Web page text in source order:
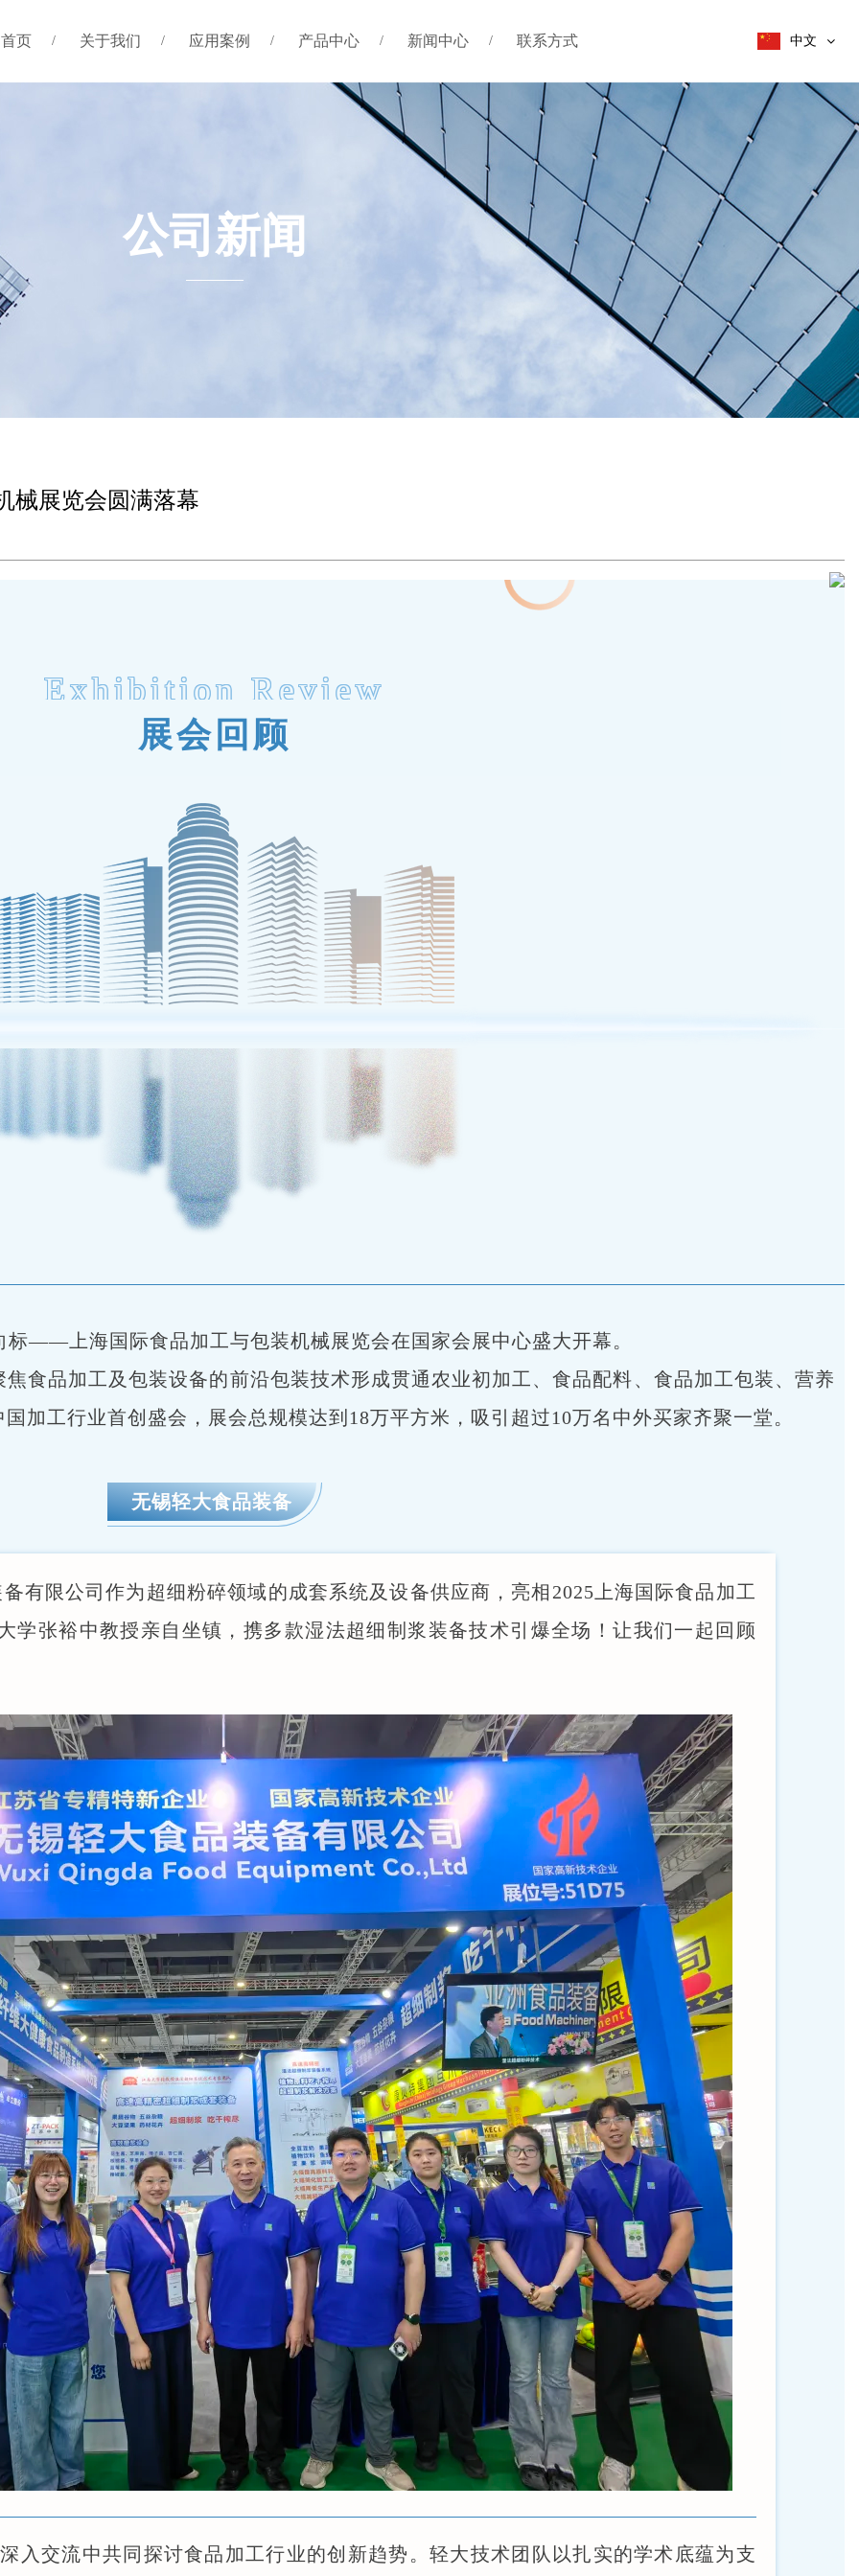
首页 关于我们 应用案例 产品中心 新闻中心 联系方式 中文
公司新闻
械展览会圆满落幕
Exhibition Review
展会回顾
标——上海国际食品加工与包装机械展览会在国家会展中心盛大开幕。
食品加工及包装设备的前沿包装技术形成贯通农业初加工、食品配料、食品加工包装、营养
加工行业首创盛会，展会总规模达到18万平方米，吸引超过10万名中外买家齐聚一堂。
无锡轻大食品装备
有限公司作为超细粉碎领域的成套系统及设备供应商，亮相2025上海国际食品加工
学张裕中教授亲自坐镇，携多款湿法超细制浆装备技术引爆全场！让我们一起回顾
入交流中共同探讨食品加工行业的创新趋势。轻大技术团队以扎实的学术底蕴为支